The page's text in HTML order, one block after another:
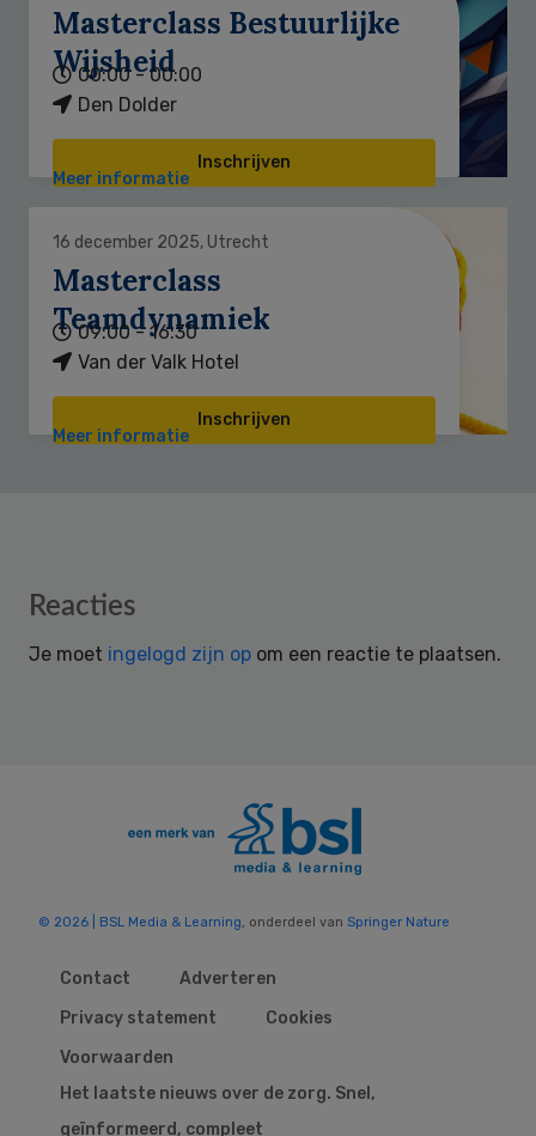
Masterclass Bestuurlijke
Wijsheid
00:00 - 00:00
Den Dolder
Inschrijven
Meer informatie
16 december 2025, Utrecht
Masterclass
Teamdynamiek
09:00 - 16:30
Van der Valk Hotel
Inschrijven
Meer informatie
Reader
Reacties
Je moet ingelogd zijn op om een reactie te plaatsen.
© 2026 | BSL Media & Learning, onderdeel van Springer Nature
Contact
Adverteren
Privacy statement
Cookies
Voorwaarden
Het laatste nieuws over de zorg. Snel,
geïnformeerd, compleet